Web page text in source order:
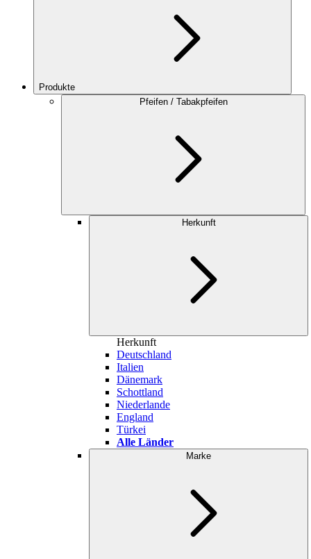
Produkte
Pfeifen / Tabakpfeifen
Herkunft
Herkunft
Deutschland
Italien
Dänemark
Schottland
Niederlande
England
Türkei
Alle Länder
Marke